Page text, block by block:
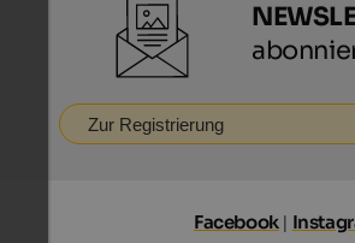
Zur Registrierung
Facebook |